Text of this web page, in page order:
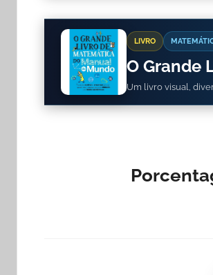
LIVRO
O Grande
Um livro visual,